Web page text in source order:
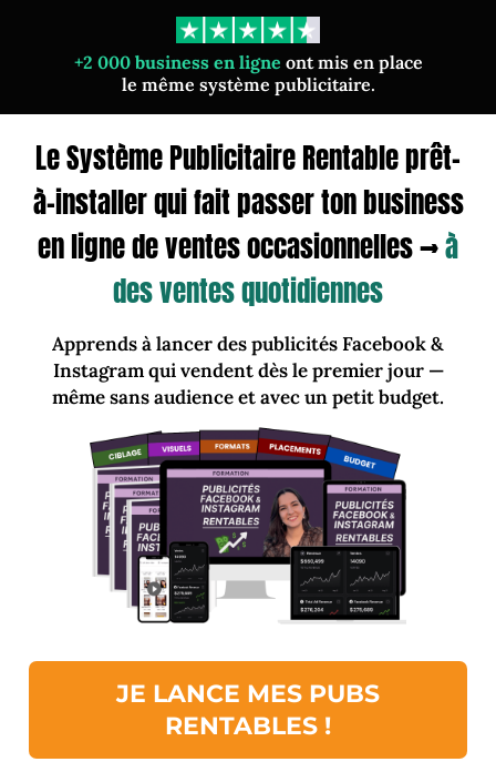
+2 000 business en ligne ont mis en place
le même système publicitaire.
Le Système Publicitaire Rentable prêt-
à-installer qui fait passer ton business
en ligne de ventes occasionnelles →à
des ventes quotidiennes
Apprends à lancer des publicités Facebook &
Instagram qui vendent dès le premier jour —
même sans audience et avec un petit budget.
JE LANCE MES PUBS
RENTABLES !